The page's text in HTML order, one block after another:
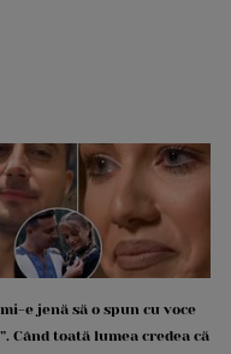
e jenă să o spun cu voce
Când toată lumea credea că